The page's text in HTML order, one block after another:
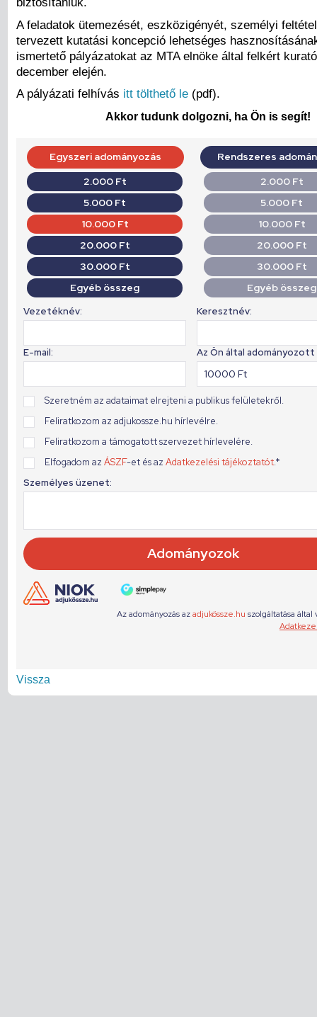
A feladatok ütemezését, eszközigényét, személyi
tervezett kutatási koncepció lehetséges
ismertető pályázatokat az MTA elnöke által felkért
december elején.
A pályázati felhívás itt tölthető le (pdf).
Akkor tudunk dolgozni, ha Ön is segít!
Vissza